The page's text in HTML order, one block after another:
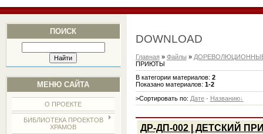
ПОИСК
МЕНЮ САЙТА
О ПРОЕКТЕ
БИБЛИОТЕКА ПРОЕКТОВ
ХРАМОВ
DOWNLOAD
Главная » Файлы »
ПРИЮТЫ
В категории материалов: 2
Показано материалов: 1-2
>Сортировать по: Дате· Названию
ДР-ДП-002 | ДЕТСКИЙ